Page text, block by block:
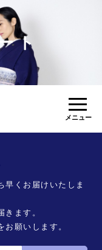
ト
メニュー
早くお届けいたしま
きます。
お願いします。